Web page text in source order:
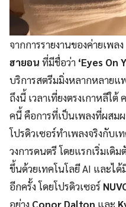
จากการรายงานของค่ายเพลง
ฮายอน ที่มีชื่อว่า ‘Eyes On
บริการสตรีมมิ่งหลากหลาย
ถึงนี้ เวลาเที่ยงตรงเกาหลีใ
คนี้ คือการที่เป็นเพลงที่ผสม
โปรดิวเซอร์ทำเพลงจริงกับ
วงการดนตรี โดยแรกเริ่มเดิม
ขึ้นด้วยเทคโนโลยี AI และได้
อีกครั้ง โดยโปรดิวเซอร์
อย่าง Conor Dalton และ